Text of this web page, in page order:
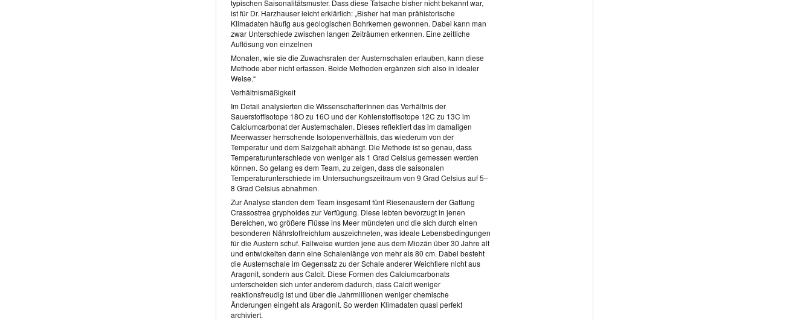
typischen Saisonalitätsmuster. Dass diese Tatsache bisher nicht bekannt war,
ist für Dr. Harzhauser leicht erklärlich: „Bisher hat man prähistorische
Klimadaten häufig aus geologischen Bohrkernen gewonnen. Dabei kann man
zwar Unterschiede zwischen langen Zeiträumen erkennen. Eine zeitliche
Auflösung von einzelnen
Monaten, wie sie die Zuwachsraten der Austernschalen erlauben, kann diese
Methode aber nicht erfassen. Beide Methoden ergänzen sich also in idealer
Weise.“
Verhältnismäßigkeit
Im Detail analysierten die WissenschafterInnen das Verhältnis der
Sauerstoffisotope 18O zu 16O und der Kohlenstoffisotope 12C zu 13C im
Calciumcarbonat der Austernschalen. Dieses reflektiert das im damaligen
Meerwasser herrschende Isotopenverhältnis, das wiederum von der
Temperatur und dem Salzgehalt abhängt. Die Methode ist so genau, dass
Temperaturunterschiede von weniger als 1 Grad Celsius gemessen werden
können. So gelang es dem Team, zu zeigen, dass die saisonalen
Temperaturunterschiede im Untersuchungszeitraum von 9 Grad Celsius auf 5–
8 Grad Celsius abnahmen.
Zur Analyse standen dem Team insgesamt fünf Riesenaustern der Gattung
Crassostrea gryphoides zur Verfügung. Diese lebten bevorzugt in jenen
Bereichen, wo größere Flüsse ins Meer mündeten und die sich durch einen
besonderen Nährstoffreichtum auszeichneten, was ideale Lebensbedingungen
für die Austern schuf. Fallweise wurden jene aus dem Miozän über 30 Jahre alt
und entwickelten dann eine Schalenlänge von mehr als 80 cm. Dabei besteht
die Austernschale im Gegensatz zu der Schale anderer Weichtiere nicht aus
Aragonit, sondern aus Calcit. Diese Formen des Calciumcarbonats
unterscheiden sich unter anderem dadurch, dass Calcit weniger
reaktionsfreudig ist und über die Jahrmillionen weniger chemische
Änderungen eingeht als Aragonit. So werden Klimadaten quasi perfekt
archiviert.